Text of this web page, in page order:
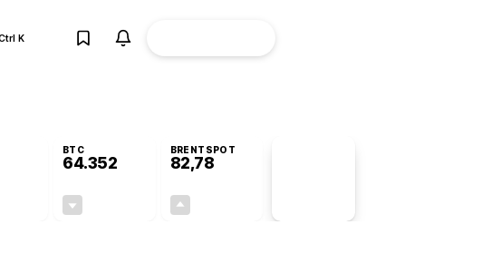
K
BTC
64.352
BRENTSPOT
82,78